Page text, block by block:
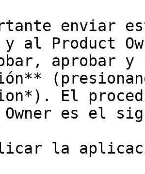
enviar
al Product
aprobar
El
Owner es el
la